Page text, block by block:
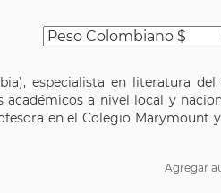
especialista en literatura
a nivel local y
en el Colegio Marymount
Agregar